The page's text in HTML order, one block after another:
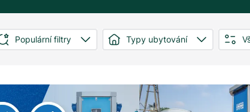
Populární filtry Typy ubytování